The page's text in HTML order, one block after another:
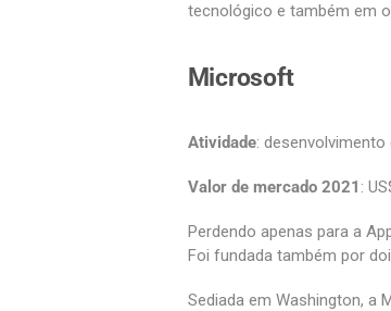
tecnológico e também em
Microsoft
Atividade:
Valor de mercado 2021 :
Perdendo apenas para a
Foi fundada também por
Sediada em Washington, a